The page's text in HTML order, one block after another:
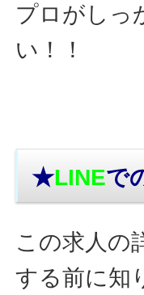
プロがしっ
い！！
★LINEで
この求人の
する前に知